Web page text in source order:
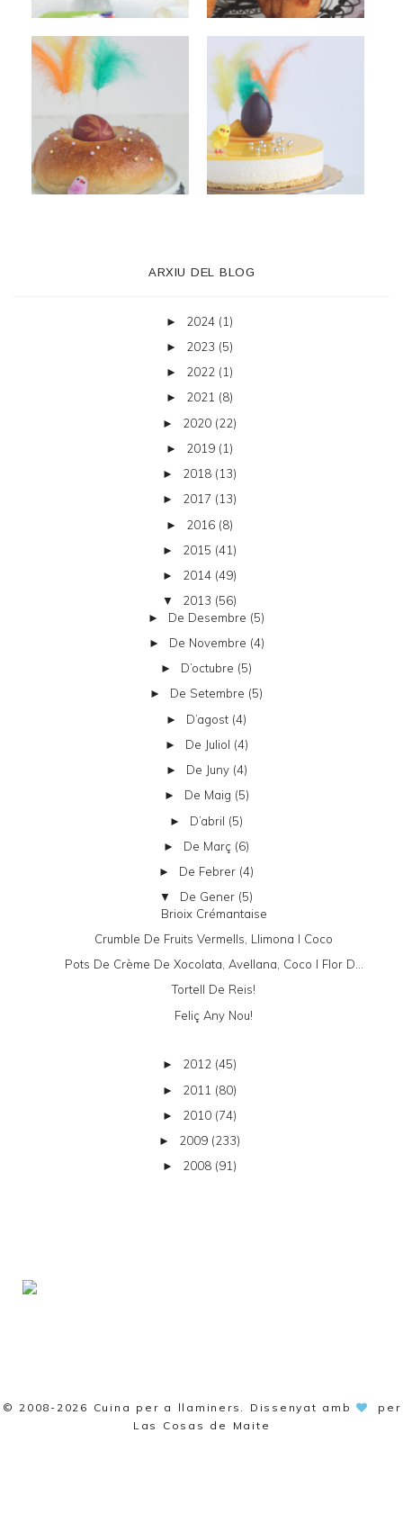
ARXIU DEL BLOG
► 2024 (1)
► 2023 (5)
► 2022 (1)
► 2021 (8)
► 2020 (22)
► 2019 (1)
► 2018 (13)
► 2017 (13)
► 2016 (8)
► 2015 (41)
► 2014 (49)
▼ 2013 (56)
► De Desembre (5)
► De Novembre (4)
► D’octubre (5)
► De Setembre (5)
► D’agost (4)
► De Juliol (4)
► De Juny (4)
► De Maig (5)
► D’abril (5)
► De Març (6)
► De Febrer (4)
▼ De Gener (5)
Brioix Crémantaise
Crumble De Fruits Vermells, Llimona I Coco
Pots De Crème De Xocolata, Avellana, Coco I Flor D...
Tortell De Reis!
Feliç Any Nou!
► 2012 (45)
► 2011 (80)
► 2010 (74)
► 2009 (233)
► 2008 (91)
© 2008-2026 Cuina per a llaminers . Dissenyat amb
per
Las Cosas de Maite